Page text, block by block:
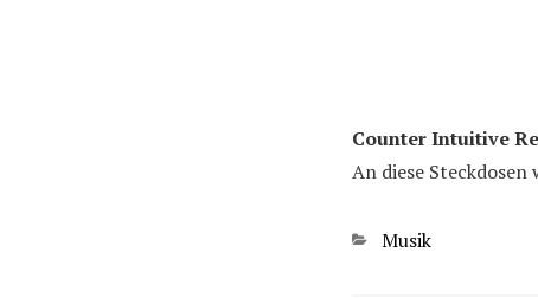
Counter Intuitive
An diese Steckdosen
Kategorien
Musik